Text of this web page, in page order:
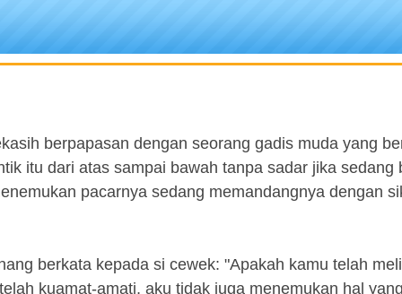
berpapasan dengan seorang gadis muda yang
itu dari atas sampai bawah tanpa sadar jika sedang
pacarnya sedang memandangnya dengan
berkata kepada si cewek: "Apakah kamu telah
kuamat-amati, aku tidak juga menemukan hal